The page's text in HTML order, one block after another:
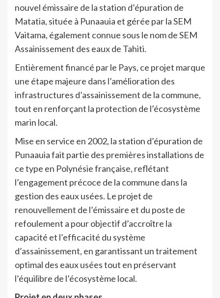
nouvel émissaire de la station d’épuration de
Matatia, située à Punaauia et gérée par la SEM
Vaitama, également connue sous le nom de SEM
Assainissement des eaux de Tahiti.
Entièrement financé par le Pays, ce projet marque
une étape majeure dans l’amélioration des
infrastructures d’assainissement de la commune,
tout en renforçant la protection de l’écosystème
marin local.
Mise en service en 2002, la station d’épuration de
Punaauia fait partie des premières installations de
ce type en Polynésie française, reflétant
l’engagement précoce de la commune dans la
gestion des eaux usées. Le projet de
renouvellement de l’émissaire et du poste de
refoulement a pour objectif d’accroître la
capacité et l’efficacité du système
d’assainissement, en garantissant un traitement
optimal des eaux usées tout en préservant
l’équilibre de l’écosystème local.